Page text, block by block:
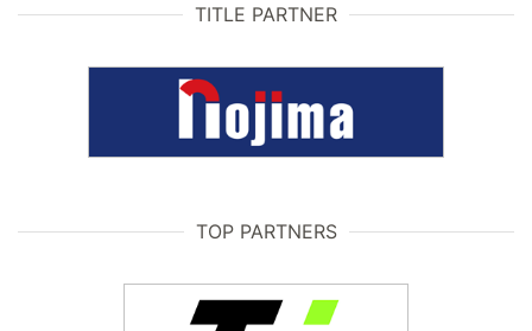
TITLE PARTNER
TOP PARTNERS